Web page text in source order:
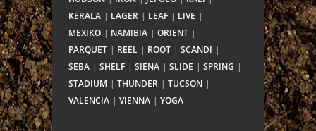
KERALA
LAGER LEAF
LIVE
MEXIKO
NAMIBIA
ORIENT
PARQUET
REEL ROOT
SCANDI
SEBA
SHELF SIENA SLIDE
SPRING
STADIUM
THUNDER
TUCSON
VALENCIA
VIENNA YOGA